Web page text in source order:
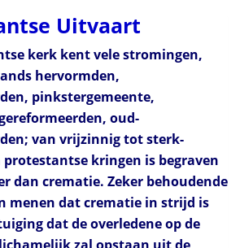
Uitvaart
kerk kent vele stromingen,
hervormden,
pinkstergemeente,
oud-
van vrijzinnig tot sterk-
kringen is begraven
dan crematie. Zeker behoudende
menen dat crematie in strijd is
dat de overledene op de